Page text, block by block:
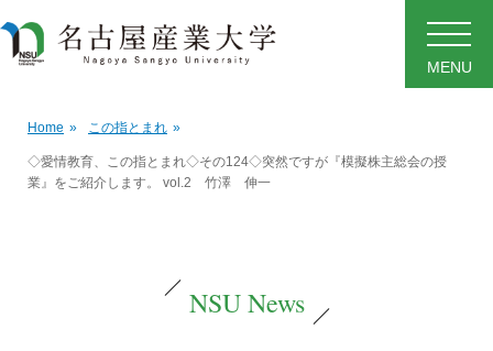
MENU
Home » この指とまれ »
◇愛情教育、この指とまれ◇その124◇突然ですが『模擬株主総会の授
業』をご紹介します。 vol.2 竹澤 伸一
NSU News